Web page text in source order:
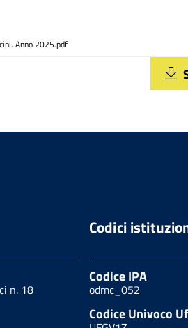
Anno 2025.pdf
n. 18
Codici
Codice IPA
odmc_052
Codice Univoco